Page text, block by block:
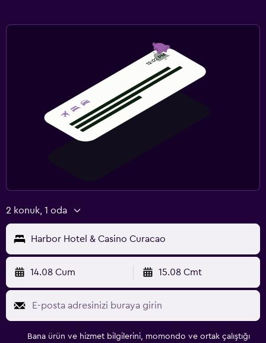
2 konuk, 1 oda
Harbor Hotel & Casino Curacao
14.08 Cum 15.08 Cmt
Bana ürün ve hizmet bilgilerini, momondo ve ortak çalıştığı